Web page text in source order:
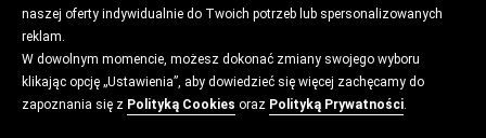
naszej oferty indywidualnie do Twoich potrzeb lub spersonalizowanych
reklam.
W dowolnym momencie, możesz dokonać zmiany swojego wyboru
klikając opcję „Ustawienia”, aby dowiedzieć się więcej zachęcamy do
zapoznania się z Polityką Cookies oraz Polityką Prywatności.